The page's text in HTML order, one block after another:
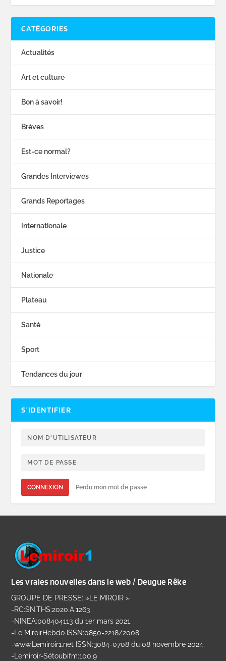
CATÉGORIES
Actualités
Art et culture
Bon à savoir!
Brèves
Est-ce normal?
Grandes Interviewes
Grands Reportages
Internationale
Justice
Nationale
Plateau
Santé
Sport
Tendances du jour
S’IDENTIFIER
CONNEXION Perdu mon mot de passe
Les vraies nouvelles dans le web / Deugue Rêke
GROUPE DE PRESSE: »LE MIROIR »
-RC:SN.THS:2020.A.1263
-NINEA:008404113 du 1er mars 2021.
-Le MiroirHebdo ISSN:0850-2218/2008.
-www.Lemiroir1.net ISSN:3084-0708 du 08 novembre 2024.
-Lemiroir-Sétoubifm:100.9